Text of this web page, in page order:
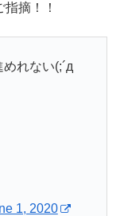
指摘！！
れない(;´д
1, 2020